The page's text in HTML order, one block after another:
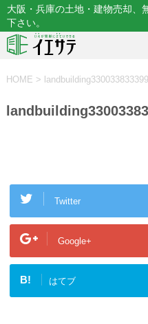
大阪・兵庫の土地・建物売却、
下さい。
HOME > landbuilding330033833399
Twitter
Google+
B! はてブ